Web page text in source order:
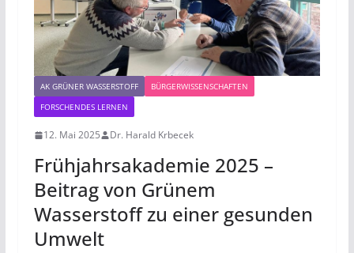
AK GRÜNER WASSERSTOFF
BÜRGERWISSENSCHAFTEN
FORSCHENDES LERNEN
12. Mai 2025 Dr. Harald Krbecek
Frühjahrsakademie 2025 –
Beitrag von Grünem
Wasserstoff zu einer gesunden
Umwelt